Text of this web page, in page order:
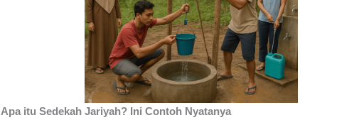
Apa itu Sedekah Jariyah? Ini Contoh Nyatanya